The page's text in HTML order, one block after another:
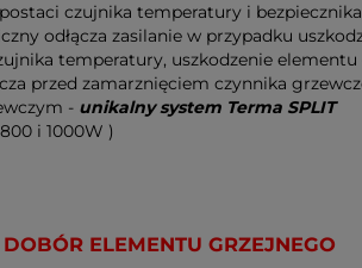
czujnika temperatury i
odłącza zasilanie w przypadku
temperatury, uszkodzenie
przed zamarznięciem czynnika
- unikalny system Terma SPLIT
i 1000W )
ELEMENTU GRZEJNEGO